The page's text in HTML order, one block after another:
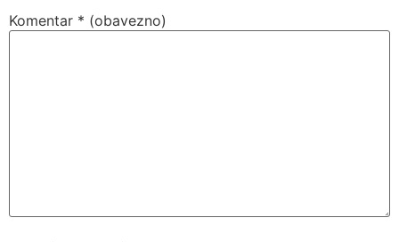
Komentar * (obavezno)